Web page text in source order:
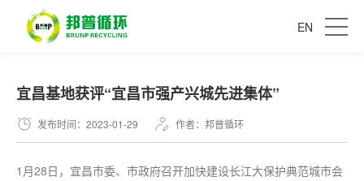
EN
宜昌基地获评“宜昌市强产兴城先进集体”
发布时间：2023-01-29 作者：邦普循环
1月28日，宜昌市委、市政府召开加快建设长江大保护典范城市会